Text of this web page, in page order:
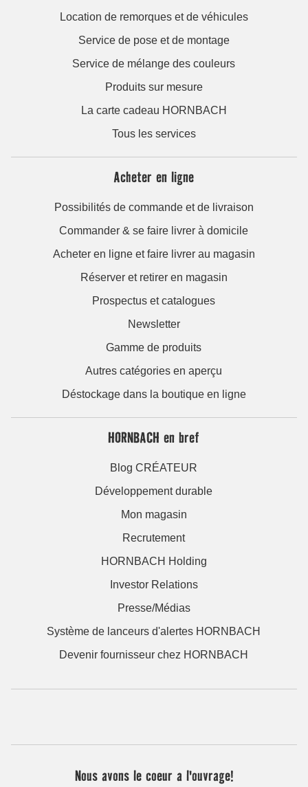
Location de remorques et de véhicules
Service de pose et de montage
Service de mélange des couleurs
Produits sur mesure
La carte cadeau HORNBACH
Tous les services
Acheter en ligne
Possibilités de commande et de livraison
Commander & se faire livrer à domicile
Acheter en ligne et faire livrer au magasin
Réserver et retirer en magasin
Prospectus et catalogues
Newsletter
Gamme de produits
Autres catégories en aperçu
Déstockage dans la boutique en ligne
HORNBACH en bref
Blog CRÉATEUR
Développement durable
Mon magasin
Recrutement
HORNBACH Holding
Investor Relations
Presse/Médias
Système de lanceurs d'alertes HORNBACH
Devenir fournisseur chez HORNBACH
Nous avons le coeur a l'ouvrage!